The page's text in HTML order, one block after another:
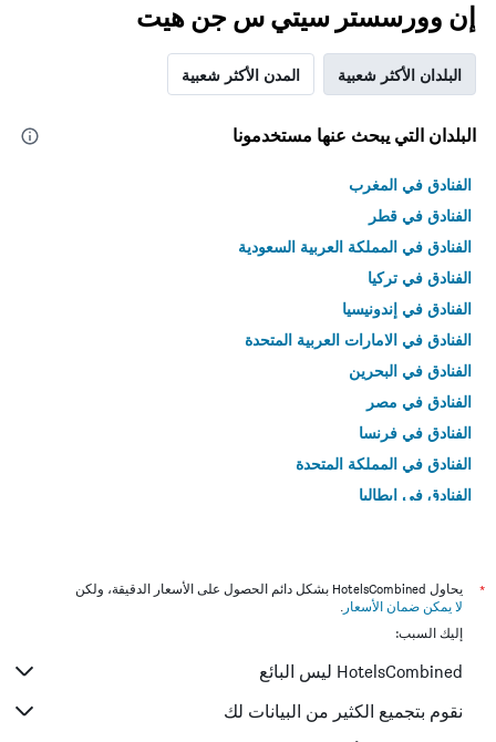
إن وورسستر سيتي س جن هيت
البلدان الأكثر شعبية المدن الأكثر شعبية
البلدان التي يبحث عنها مستخدمونا
الفنادق في المغرب
الفنادق في قطر
الفنادق في المملكة العربية السعودية
الفنادق في تركيا
الفنادق في إندونيسيا
الفنادق في الامارات العربية المتحدة
الفنادق في البحرين
الفنادق في مصر
الفنادق في فرنسا
الفنادق في المملكة المتحدة
الفنادق في إيطاليا
*
يحاول HotelsCombined بشكل دائم الحصول على الأسعار الدقيقة، ولكن
لا يمكن ضمان الأسعار .
إليك السبب:
HotelsCombined ليس البائع
نقوم بتجميع الكثير من البيانات لك